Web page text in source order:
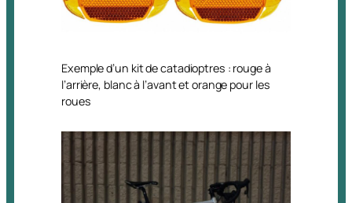
Exemple d’un kit de catadioptres : rouge à
l’arrière, blanc à l’avant et orange pour les
roues